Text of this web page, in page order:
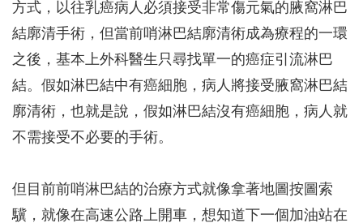
方式，以往乳癌病人必須接受非常傷元氣的腋窩淋巴
結廓清手術，但當前哨淋巴結廓清術成為療程的一環
之後，基本上外科醫生只尋找單一的癌症引流淋巴
結。假如淋巴結中有癌細胞，病人將接受腋窩淋巴結
廓清術，也就是說，假如淋巴結沒有癌細胞，病人就
不需接受不必要的手術。
但目前前哨淋巴結的治療方式就像拿著地圖按圖索
驥，就像在高速公路上開車，想知道下一個加油站在